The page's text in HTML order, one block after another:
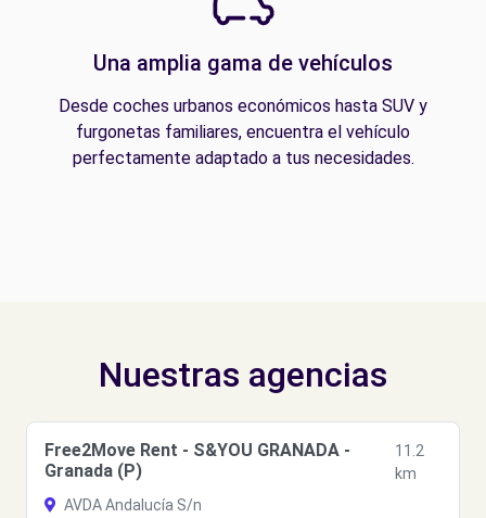
Una amplia gama de vehículos
Desde coches urbanos económicos hasta SUV y
furgonetas familiares, encuentra el vehículo
perfectamente adaptado a tus necesidades.
Nuestras agencias
Free2Move Rent - S&YOU GRANADA -
Granada (P)
11.2
km
AVDA Andalucía S/n